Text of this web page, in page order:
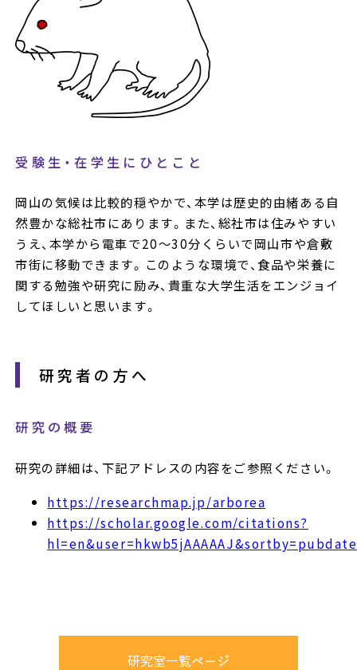
受験生・在学生にひとこと
岡山の気候は比較的穏やかで、本学は歴史的由緒ある自
然豊かな総社市にあります。また、総社市は住みやすい
うえ、本学から電車で20～30分くらいで岡山市や倉敷
市街に移動できます。このような環境で、食品や栄養に
関する勉強や研究に励み、貴重な大学生活をエンジョイ
してほしいと思います。
研究者の方へ
研究の概要
研究の詳細は、下記アドレスの内容をご参照ください。
https://researchmap.jp/arborea
https://scholar.google.com/citations?